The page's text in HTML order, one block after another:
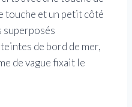
touche et un petit côté
superposés
de bord de mer,
de vague fixait le